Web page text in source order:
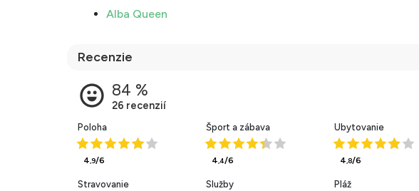
Alba Queen
Recenzie
Poloha
4,9/6
Šport a zábava
4,4/6
Ubytovanie
4,8/6
Stravovanie Služby Pláž